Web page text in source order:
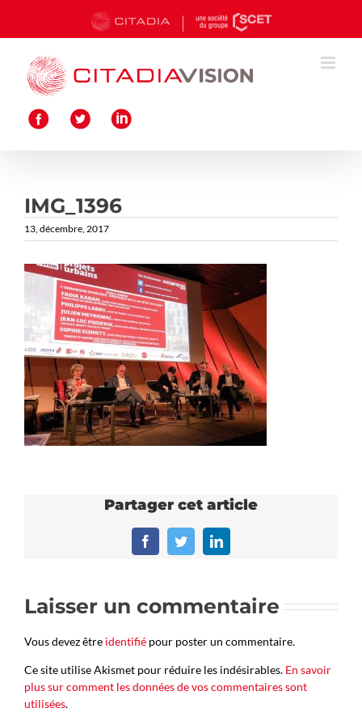
contenu
IMG_1396
13, décembre, 2017
Partager cet article
FacebookTwitterLinkedIn
Laisser un commentaire
Vous devez être identifié pour poster un commentaire.
Ce site utilise Akismet pour réduire les indésirables. En savoir
plus sur comment les données de vos commentaires sont
utilisées.